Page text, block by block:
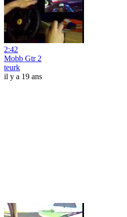
2:42
Mobb Gtr 2
teurk
il y a 19 ans